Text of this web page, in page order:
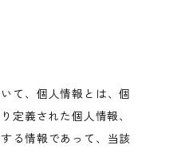
て、個人情報とは、個
定義された個人情報、
る情報であって、当該